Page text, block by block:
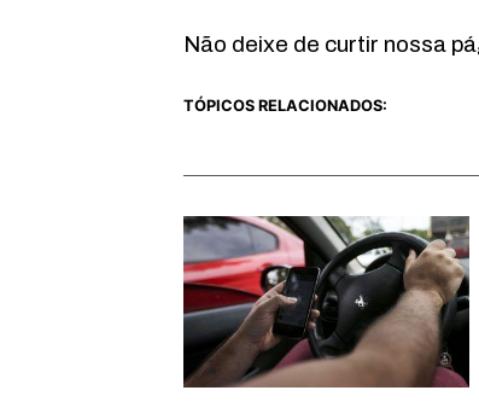
Não deixe de curtir nossa
TÓPICOS RELACIONADOS: